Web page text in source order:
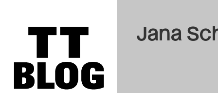
Jana